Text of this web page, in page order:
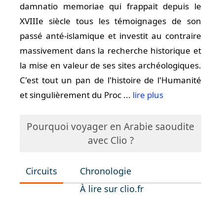
damnatio memoriae qui frappait depuis le
XVIIIe siècle tous les témoignages de son
passé anté-islamique et investit au contraire
massivement dans la recherche historique et
la mise en valeur de ses sites archéologiques.
C'est tout un pan de l'histoire de l'Humanité
et singulièrement du Proc ... lire plus
Pourquoi voyager en Arabie saoudite
avec Clio ?
Circuits
Chronologie
À lire sur clio.fr